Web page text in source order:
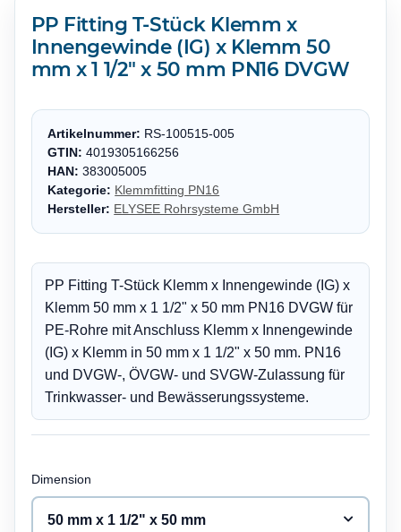
PP Fitting T-Stück Klemm x
Innengewinde (IG) x Klemm 50
mm x 1 1/2" x 50 mm PN16 DVGW
Artikelnummer: RS-100515-005
GTIN: 4019305166256
HAN: 383005005
Kategorie: Klemmfitting PN16
Hersteller: ELYSEE Rohrsysteme GmbH
PP Fitting T-Stück Klemm x Innengewinde (IG) x
Klemm 50 mm x 1 1/2" x 50 mm PN16 DVGW für
PE-Rohre mit Anschluss Klemm x Innengewinde
(IG) x Klemm in 50 mm x 1 1/2" x 50 mm. PN16
und DVGW-, ÖVGW- und SVGW-Zulassung für
Trinkwasser- und Bewässerungssysteme.
Dimension
50 mm x 1 1/2" x 50 mm